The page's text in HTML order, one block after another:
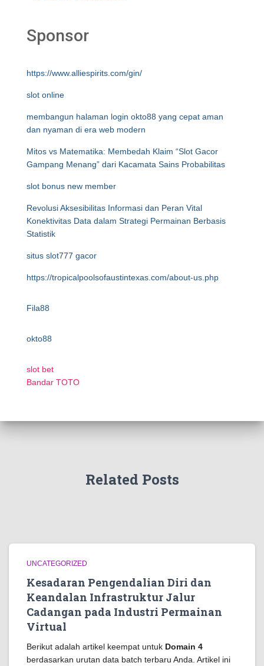
Sponsor
https://www.alliespirits.com/gin/
slot online
membangun halaman login okto88 yang cepat aman
dan nyaman di era web modern
Mitos vs Matematika: Membedah Klaim “Slot Gacor
Gampang Menang” dari Kacamata Sains Probabilitas
slot bonus new member
Revolusi Aksesibilitas Informasi dan Peran Vital
Konektivitas Data dalam Strategi Permainan Berbasis
Statistik
situs slot777 gacor
https://tropicalpoolsofaustintexas.com/about-us.php
Fila88
okto88
slot bet
Bandar TOTO
Related Posts
UNCATEGORIZED
Kesadaran Pengendalian Diri dan
Keandalan Infrastruktur Jalur
Cadangan pada Industri Permainan
Virtual
Berikut adalah artikel keempat untuk Domain 4
berdasarkan urutan data batch terbaru Anda. Artikel ini